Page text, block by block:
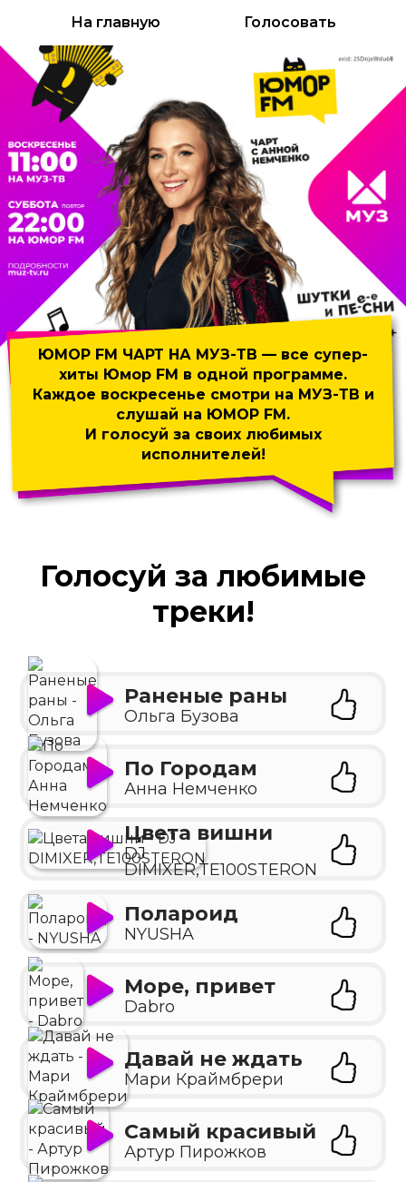
На главную Голосовать
ЮМОР FM ЧАРТ НА МУЗ-ТВ — все супер-
хиты Юмор FM в одной программе.
Каждое воскресенье смотри на МУЗ-ТВ и
слушай на ЮМОР FM.
И голосуй за своих любимых
исполнителей!
Голосуй за любимые
треки!
Раненые раны
Ольга Бузова
По Городам
Анна Немченко
Цвета вишни
DJ
DIMIXER,TE100STERON
Полароид
NYUSHA
Море, привет
Dabro
Давай не ждать
Мари Краймбрери
Самый красивый
Артур Пирожков